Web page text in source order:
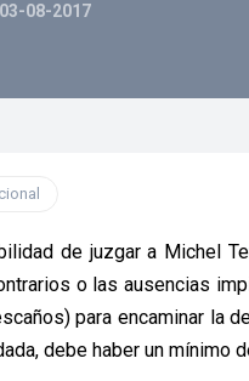
03-08-2017
de juzgar a Michel
o las ausencias
para encaminar la
debe haber un mínimo